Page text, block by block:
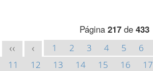
Página 217de 433
<< < 1 2 3 4 5 6
11
12 13 14 15 16 17